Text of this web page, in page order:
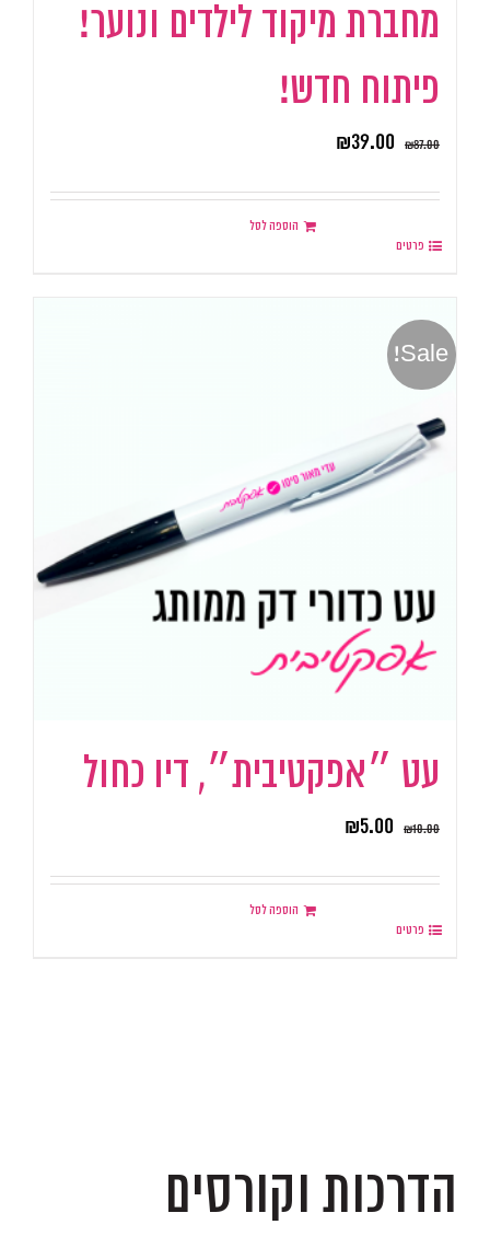
מחברת מיקוד לילדים ונוער!
פיתוח חדש!
₪87.00
₪39.00
הוספה לסל
פרטים
Sale!
עט ״אפקטיבית״, דיו כחול
₪10.00
₪5.00
הוספה לסל
פרטים
הדרכות וקורסים